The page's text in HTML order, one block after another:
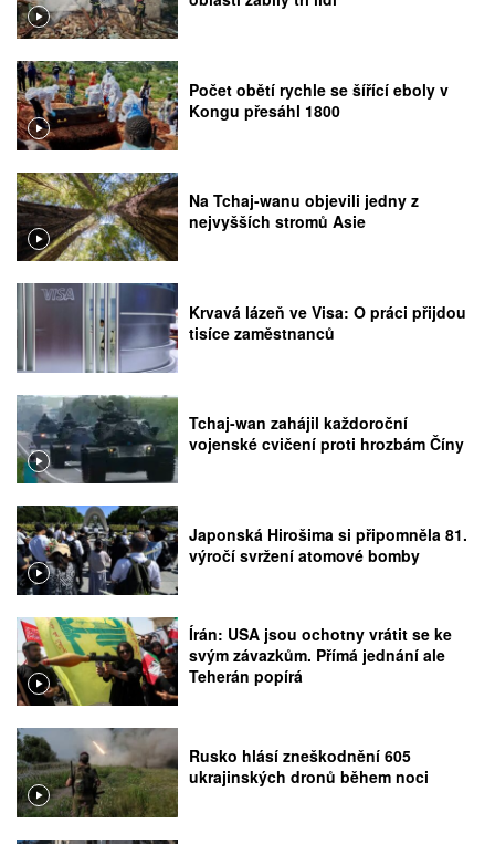
Počet obětí rychle se šířící eboly v
Kongu přesáhl 1800
Na Tchaj-wanu objevili jedny z
nejvyšších stromů Asie
Krvavá lázeň ve Visa: O práci přijdou
tisíce zaměstnanců
Tchaj-wan zahájil každoroční
vojenské cvičení proti hrozbám Číny
Japonská Hirošima si připomněla 81.
výročí svržení atomové bomby
Írán: USA jsou ochotny vrátit se ke
svým závazkům. Přímá jednání ale
Teherán popírá
Rusko hlásí zneškodnění 605
ukrajinských dronů během noci